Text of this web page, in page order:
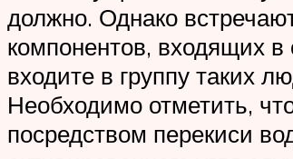
должно. Однако
компонентов, входящих в
входите в группу таких
Необходимо отметить,
посредством перекиси